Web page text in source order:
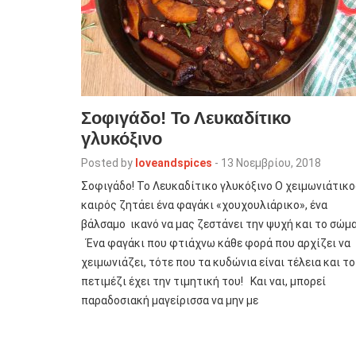
Σοφιγάδο! Το Λευκαδίτικο
γλυκόξινο
Posted by loveandspices - 13 Νοεμβρίου, 2018
Σοφιγάδο! Το Λευκαδίτικο γλυκόξινο Ο
καιρός ζητάει ένα φαγάκι «χουχουλιάρικο», ένα
βάλσαμο ικανό να μας ζεστάνει την ψυχή και το
Ένα φαγάκι που φτιάχνω κάθε φορά που αρχίζει να
χειμωνιάζει, τότε που τα κυδώνια είναι τέλεια και το
πετιμέζι έχει την τιμητική του! Και ναι, μπορεί
παραδοσιακή μαγείρισσα να μην με